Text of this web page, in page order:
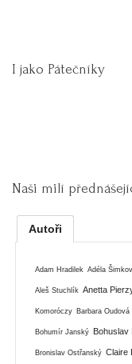
I jako Pátečníky
Naši milí
Autoři
Adam Hradilek Adéla
Aleš Stuchlík Anetta
Komoróczy Barbara
Bohumír Janský Bohuslav
Bronislav Ostřanský Claire